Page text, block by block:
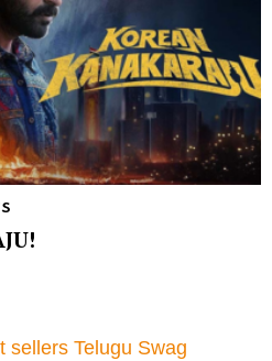
sellers Telugu Swag